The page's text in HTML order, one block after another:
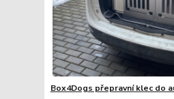
Box4Dogs přepravní klec do